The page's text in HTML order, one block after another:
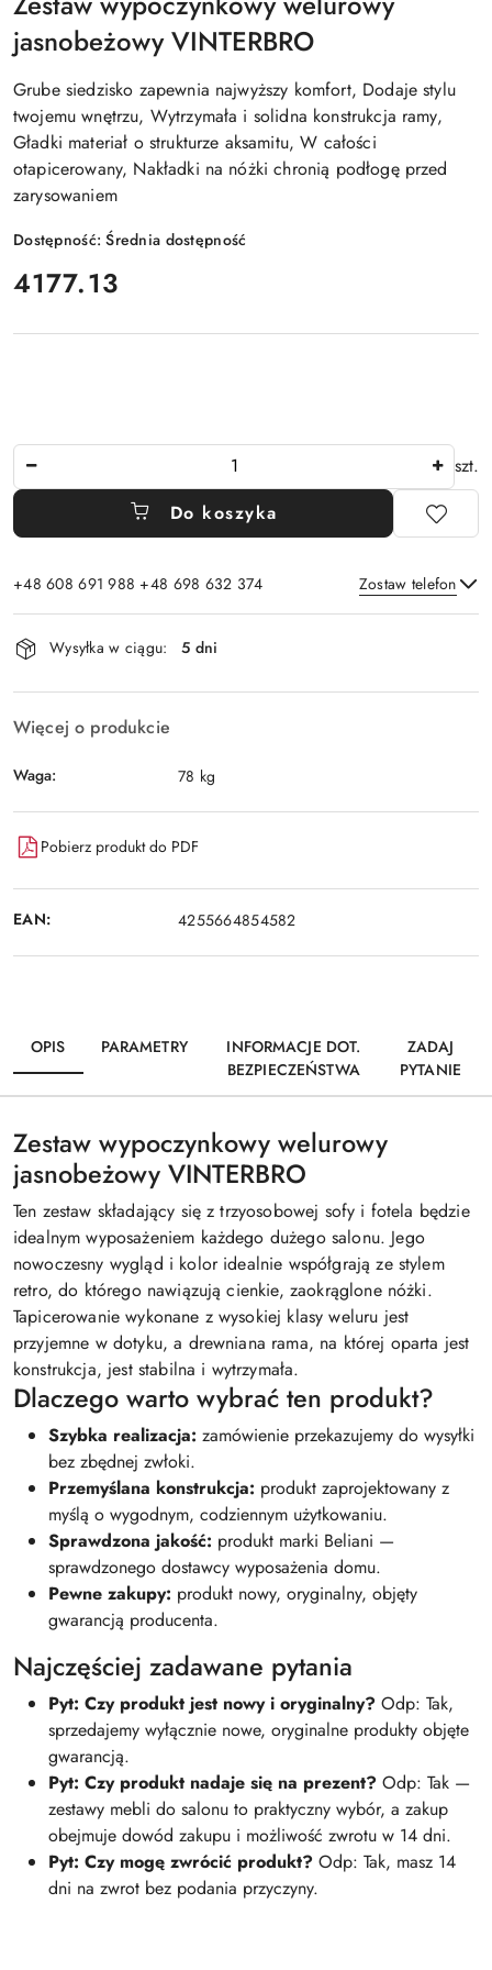
jasnobeżowy VINTERBRO
Grube siedzisko zapewnia najwyższy komfort, Dodaje stylu
twojemu wnętrzu, Wytrzymała i solidna konstrukcja ramy,
Gładki materiał o strukturze aksamitu, W całości
otapicerowany, Nakładki na nóżki chronią podłogę przed
zarysowaniem
Dostępność:Średnia dostępność
cena:
4177.13
szt.
Do koszyka
+48 608 691 988 +48 698 632 374 Zostaw telefon
Dostępność
i
dostawa
Wysyłka w ciągu: 5 dni
Więcej o produkcie
Waga: 78 kg
Pobierz produkt do PDF
EAN: 4255664854582
OPIS PARAMETRY
INFORMACJE DOT.
BEZPIECZEŃSTWA
ZADAJ
PYTANIE
Zestaw wypoczynkowy welurowy
jasnobeżowy VINTERBRO
Ten zestaw składający się z trzyosobowej sofy i fotela będzie
idealnym wyposażeniem każdego dużego salonu. Jego
nowoczesny wygląd i kolor idealnie współgrają ze stylem
retro, do którego nawiązują cienkie, zaokrąglone nóżki.
Tapicerowanie wykonane z wysokiej klasy weluru jest
przyjemne w dotyku, a drewniana rama, na której oparta jest
konstrukcja, jest stabilna i wytrzymała.
Dlaczego warto wybrać ten produkt?
Szybka realizacja: zamówienie przekazujemy do wysyłki
bez zbędnej zwłoki.
Przemyślana konstrukcja: produkt zaprojektowany z
myślą o wygodnym, codziennym użytkowaniu.
Sprawdzona jakość: produkt marki Beliani —
sprawdzonego dostawcy wyposażenia domu.
Pewne zakupy: produkt nowy, oryginalny, objęty
gwarancją producenta.
Najczęściej zadawane pytania
Pyt: Czy produkt jest nowy i oryginalny? Odp: Tak,
sprzedajemy wyłącznie nowe, oryginalne produkty objęte
gwarancją.
Pyt: Czy produkt nadaje się na prezent? Odp: Tak —
zestawy mebli do salonu to praktyczny wybór, a zakup
obejmuje dowód zakupu i możliwość zwrotu w 14 dni.
Pyt: Czy mogę zwrócić produkt? Odp: Tak, masz 14
dni na zwrot bez podania przyczyny.